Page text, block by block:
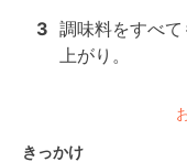
3 調味料をすべ
上がり。
きっかけ